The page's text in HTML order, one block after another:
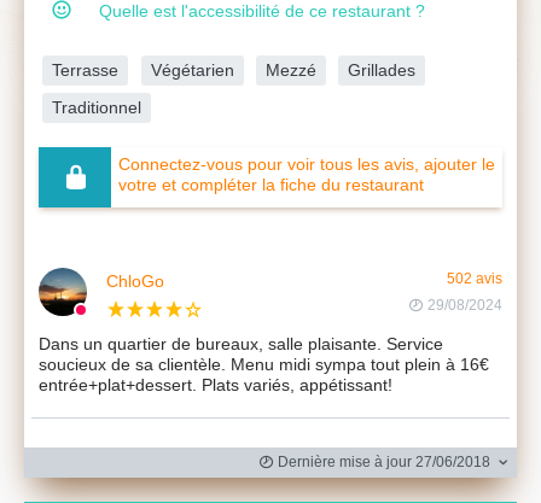
Quelle est l'accessibilité de ce restaurant ?
Terrasse Végétarien Mezzé
Grillades
Traditionnel
Connectez-vous pour voir tous les avis, ajouter le
votre et compléter la fiche du restaurant
ChloGo
502 avis
29/08/2024
Dans un quartier de bureaux, salle plaisante. Service
soucieux de sa clientèle. Menu midi sympa tout plein à 16€
entrée+plat+dessert. Plats variés, appétissant!
Dernière mise à jour 27/06/2018